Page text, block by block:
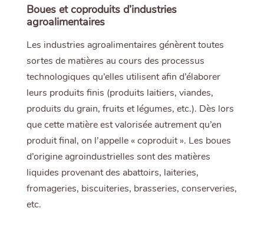
Boues et coproduits d’industries
agroalimentaires
Les industries agroalimentaires génèrent toutes
sortes de matières au cours des processus
technologiques qu’elles utilisent afin d’élaborer
leurs produits finis (produits laitiers, viandes,
produits du grain, fruits et légumes, etc.). Dès lors
que cette matière est valorisée autrement qu’en
produit final, on l’appelle « coproduit ». Les boues
d’origine agroindustrielles sont des matières
liquides provenant des abattoirs, laiteries,
fromageries, biscuiteries, brasseries, conserveries,
etc.